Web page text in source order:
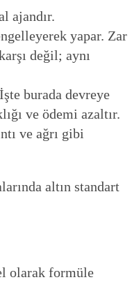
ajandır.
yapar. Zar
değil; aynı
burada devreye
ve ödemi azaltır.
ve ağrı gibi
altın standart
olarak formüle